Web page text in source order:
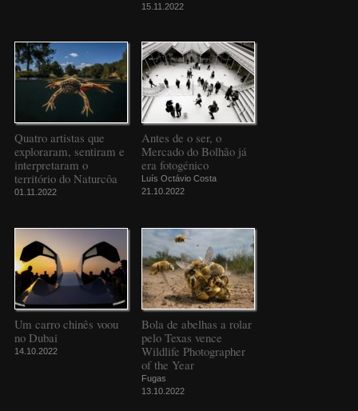
15.11.2022
Quatro artistas que
exploraram, sentiram e
interpretaram o
território do Naturcôa
01.11.2022
Antes de o ser, o
Mercado do Bolhão já
era fotogénico
Luís Octávio Costa
21.10.2022
Um carro chinês voou
no Dubai
14.10.2022
Bola de abelhas a rolar
pelo Texas vence
Wildlife Photographer
of the Year
Fugas
13.10.2022